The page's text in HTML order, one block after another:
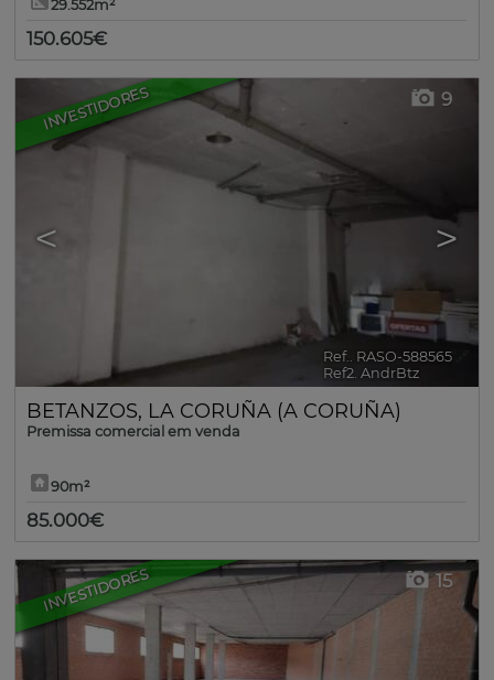
29.552m²
150.605€
INVESTIDORES
< >
9
Ref.. RASO-588565
Ref2. AndrBtz
BETANZOS, LA CORUÑA (A CORUÑA)
Premissa comercial em venda
90m²
85.000€
INVESTIDORES 15